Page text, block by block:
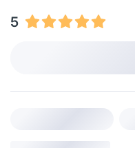
5